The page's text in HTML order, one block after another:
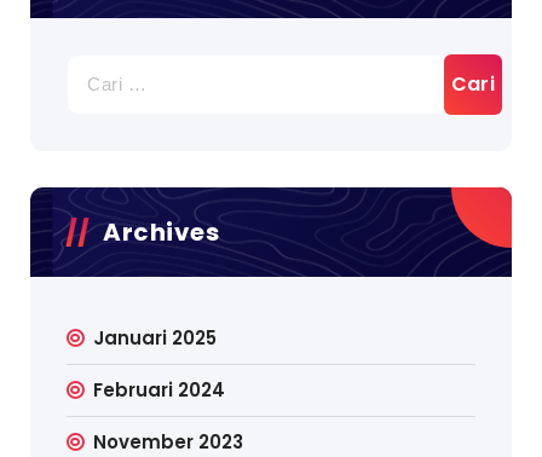
untuk:
Archives
Januari 2025
Februari 2024
November 2023